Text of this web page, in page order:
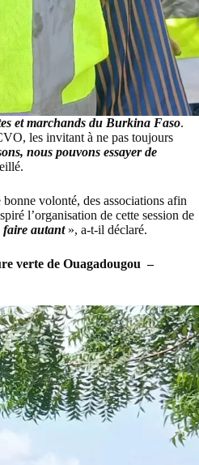
et marchands du Burkina Faso.
les invitant à ne pas toujours
nous pouvons essayer de
bonne volonté, des associations afin
l’organisation de cette session de
faire autant», a-t-il déclaré.
verte de Ouagadougou –